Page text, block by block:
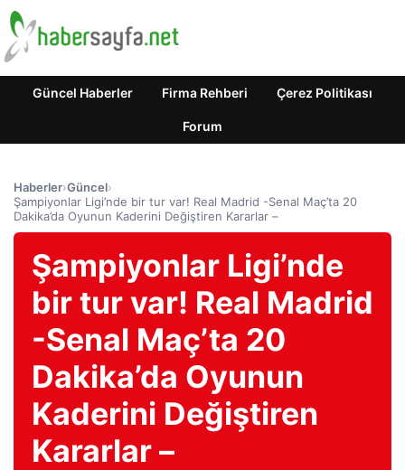
Güncel Haberler Firma Rehberi Çerez Politikası
Forum
Haberler›Güncel›
Şampiyonlar Ligi’nde bir tur var! Real Madrid -Senal Maç’ta 20
Dakika’da Oyunun Kaderini Değiştiren Kararlar –
Şampiyonlar Ligi’nde
bir tur var! Real Madrid
-Senal Maç’ta 20
Dakika’da Oyunun
Kaderini Değiştiren
Kararlar –